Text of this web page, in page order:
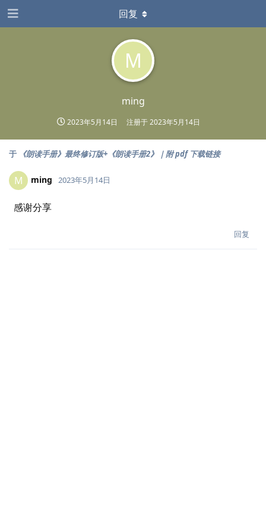
M
ming
2023年5月14日 注册于2023年5月14日
回复
于 《朗读手册》最终修订版+《朗读手册2》｜附 pdf 下载链接
M ming 2023年5月14日
感谢分享
回复